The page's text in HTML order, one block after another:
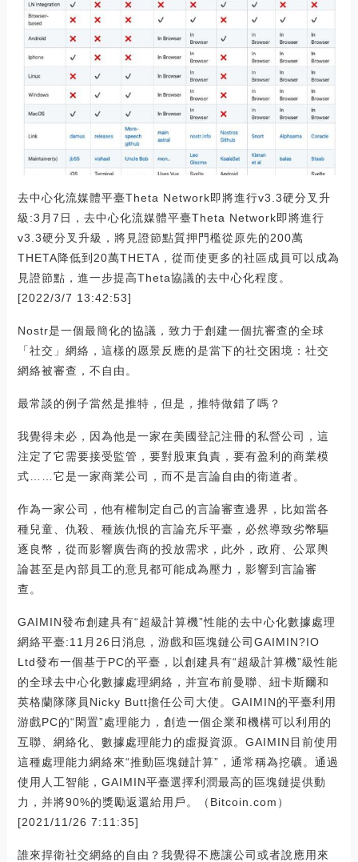
去中心化流媒體平臺Theta Network即將進行v3.3硬分叉升
級:3月7日，去中心化流媒體平臺Theta Network即將進行
v3.3硬分叉升級，將見證節點質押門檻從原先的200萬
THETA降低到20萬THETA，從而使更多的社區成員可以成為
見證節點，進一步提高Theta協議的去中心化程度。
[2022/3/7 13:42:53]
Nostr是一個最簡化的協議，致力于創建一個抗審查的全球
「社交」網絡，這樣的愿景反應的是當下的社交困境：社交
網絡被審查，不自由。
最常談的例子當然是推特，但是，推特做錯了嗎？
我覺得未必，因為他是一家在美國登記注冊的私營公司，這
注定了它需要接受監管，要對股東負責，要有盈利的商業模
式……它是一家商業公司，而不是言論自由的衛道者。
作為一家公司，他有權制定自己的言論審查邊界，比如當各
種兒童、仇殺、種族仇恨的言論充斥平臺，必然導致劣幣驅
逐良幣，從而影響廣告商的投放需求，此外，政府、公眾輿
論甚至是內部員工的意見都可能成為壓力，影響到言論審
查。
GAIMIN發布創建具有“超級計算機”性能的去中心化數據處理
網絡平臺:11月26日消息，游戲和區塊鏈公司GAIMIN?IO
Ltd發布一個基于PC的平臺，以創建具有“超級計算機”級性能
的全球去中心化數據處理網絡，并宣布前曼聯、紐卡斯爾和
英格蘭隊隊員Nicky Butt擔任公司大使。GAIMIN的平臺利用
游戲PC的“閑置”處理能力，創造一個企業和機構可以利用的
互聯、網絡化、數據處理能力的虛擬資源。GAIMIN目前使用
這種處理能力網絡來“推動區塊鏈計算”，通常稱為挖礦。通過
使用人工智能，GAIMIN平臺選擇利潤最高的區塊鏈提供動
力，并將90%的獎勵返還給用戶。（Bitcoin.com）
[2021/11/26 7:11:35]
誰來捍衛社交網絡的自由？我覺得不應讓公司或者說應用來